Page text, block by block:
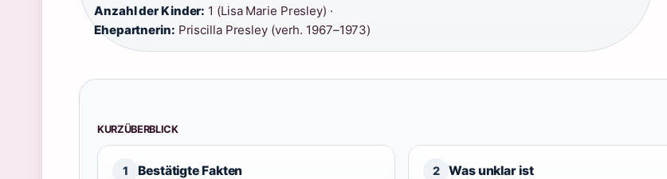
Anzahl der Kinder: 1 (Lisa Marie Presley) ·
Ehepartnerin: Priscilla Presley (verh. 1967–1973)
KURZÜBERBLICK
1 Bestätigte Fakten 2 Was unklar ist